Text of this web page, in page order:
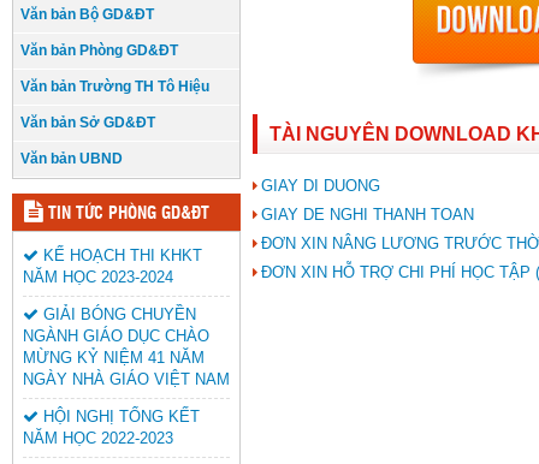
Văn bản Bộ GD&ĐT
Văn bản Phòng GD&ĐT
Văn bản Trường TH Tô Hiệu
Văn bản Sở GD&ĐT
Văn bản UBND
TIN TỨC PHÒNG GD&ĐT
KẾ HOẠCH THI KHKT
NĂM HỌC 2023-2024
GIẢI BÓNG CHUYỀN
NGÀNH GIÁO DỤC CHÀO
MỪNG KỶ NIỆM 41 NĂM
NGÀY NHÀ GIÁO VIỆT NAM
HỘI NGHỊ TỔNG KẾT
NĂM HỌC 2022-2023
TÀI NGUYÊN DOWNLOAD
GIAY DI DUONG
GIAY DE NGHI THANH TOAN
ĐƠN XIN NÂNG LƯƠNG TRƯỚC
ĐƠN XIN HỖ TRỢ CHI PHÍ HỌC TẬP